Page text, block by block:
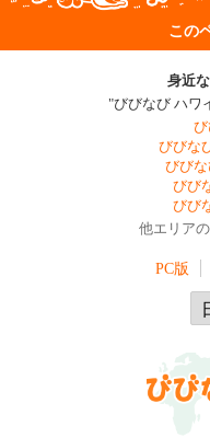
この
身近
"びびなび ハワ
び
びびな
びび
びび
びび
他エリア
PC版